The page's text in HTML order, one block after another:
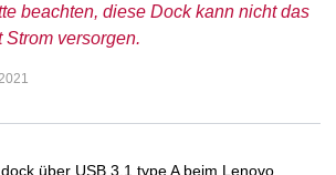
beachten, diese Dock kann nicht das
Strom versorgen.
über USB 3.1 type A beim Lenovo